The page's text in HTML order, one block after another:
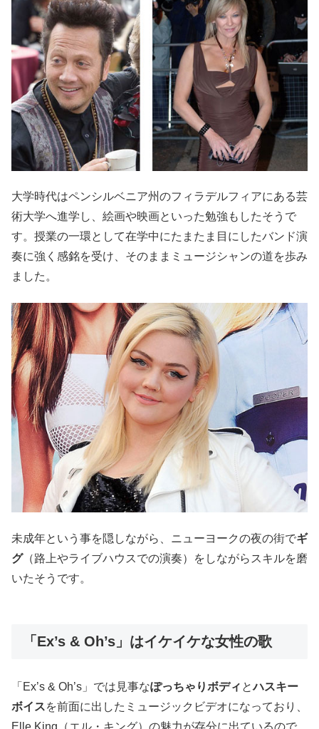
大学時代はペンシルベニア州のフィラデルフィアにある芸
術大学へ進学し、絵画や映画といった勉強もしたそうで
す。授業の一環として在学中にたまたま目にしたバンド演
奏に強く感銘を受け、そのままミュージシャンの道を歩み
ました。
未成年という事を隠しながら、ニューヨークの夜の街でギ
グ（路上やライブハウスでの演奏）をしながらスキルを磨
いたそうです。
「Ex’s & Oh’s」はイケイケな女性の歌
「Ex’s & Oh’s」では見事なぽっちゃりボディ とハスキー
ボイスを前面に出したミュージックビデオになっており、
Elle King（エル・キング）の魅力が存分に出ているので